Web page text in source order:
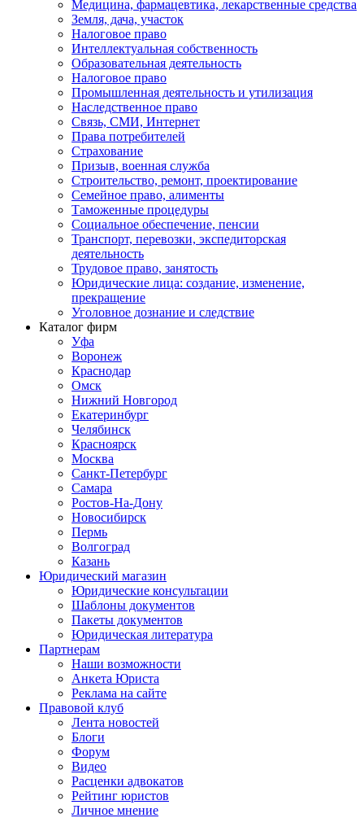
Медицина, фармацевтика, лекарственные средства
Земля, дача, участок
Налоговое право
Интеллектуальная собственность
Образовательная деятельность
Налоговое право
Промышленная деятельность и утилизация
Наследственное право
Связь, СМИ, Интернет
Права потребителей
Страхование
Призыв, военная служба
Строительство, ремонт, проектирование
Семейное право, алименты
Таможенные процедуры
Социальное обеспечение, пенсии
Транспорт, перевозки, экспедиторская
деятельность
Трудовое право, занятость
Юридические лица: создание, изменение,
прекращение
Уголовное дознание и следствие
Каталог фирм
Уфа
Воронеж
Краснодар
Омск
Нижний Новгород
Екатеринбург
Челябинск
Красноярск
Москва
Санкт-Петербург
Самара
Ростов-На-Дону
Новосибирск
Пермь
Волгоград
Казань
Юридический магазин
Юридические консультации
Шаблоны документов
Пакеты документов
Юридическая литература
Партнерам
Наши возможности
Анкета Юриста
Реклама на сайте
Правовой клуб
Лента новостей
Блоги
Форум
Видео
Расценки адвокатов
Рейтинг юристов
Личное мнение